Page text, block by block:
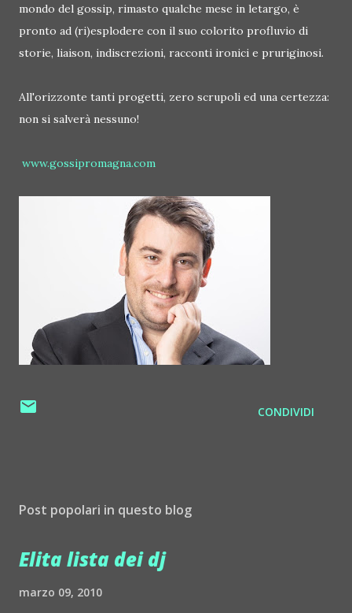
mondo del gossip, rimasto qualche mese in letargo, è
pronto ad (ri)esplodere con il suo colorito profluvio di
storie, liaison, indiscrezioni, racconti ironici e pruriginosi.
All'orizzonte tanti progetti, zero scrupoli ed una certezza:
non si salverà nessuno!
www.gossipromagna.com
CONDIVIDI
Post popolari in questo blog
Elita lista dei dj
marzo 09, 2010